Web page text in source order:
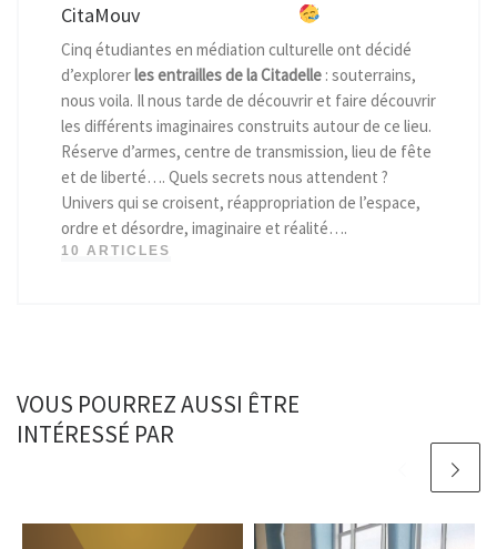
CitaMouv
Cinq étudiantes en médiation culturelle ont décidé
d’explorerles entrailles de la Citadelle: souterrains,
nous voila. Il nous tarde de découvrir et faire découvrir
les différents imaginaires construits autour de ce lieu.
Réserve d’armes, centre de transmission, lieu de fête
et de liberté…. Quels secrets nous attendent ?
Univers qui se croisent, réappropriation de l’espace,
ordre et désordre, imaginaire et réalité….
10 ARTICLES
VOUS POURREZ AUSSI ÊTRE
INTÉRESSÉ PAR